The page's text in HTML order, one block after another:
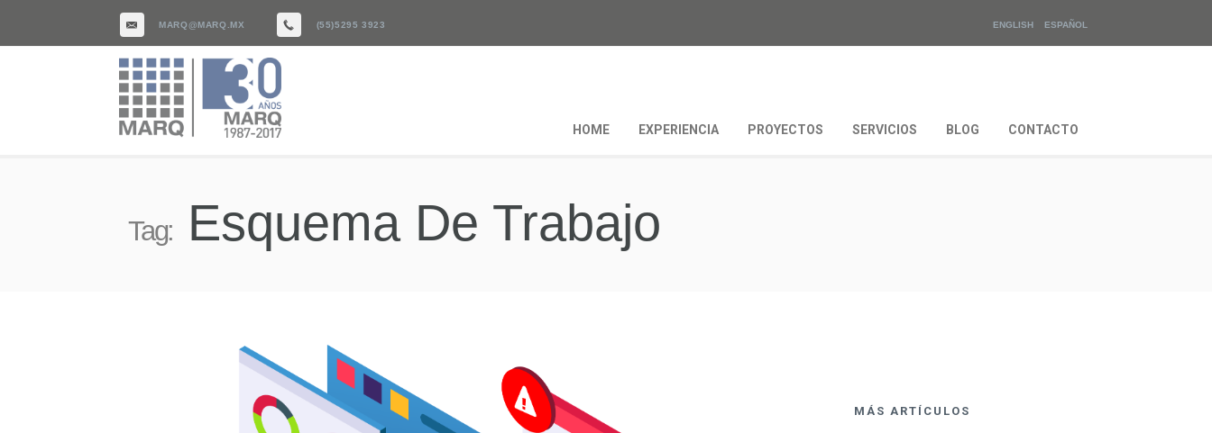
MARQ@MARQ.MX (55)5295 3923 ENGLISH ESPAÑOL
HOME EXPERIENCIA PROYECTOS SERVICIOS BLOG CONTACTO
Tag: Esquema De Trabajo
MÁS ARTÍCULOS